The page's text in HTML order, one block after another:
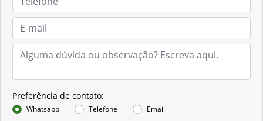
Preferência de contato:
Whatsapp Telefone Email